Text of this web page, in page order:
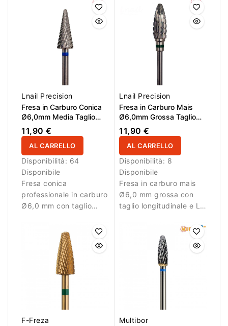
Lnail Precision
Fresa in Carburo Conica
Ø6,0mm Media Taglio
Incrociato Super Cut - LL
14,6mm
11,90 €
AL CARRELLO
Disponibilità: 64
Disponibile
Fresa conica
professionale in carburo
Ø6,0 mm con taglio
Ideale per rimozione
bilanciata e precisa di
gel e acrilico.
Lnail Precision
Fresa in Carburo Mais
Ø6,0mm Grossa Taglio
Longitudinale LL 14,5mm
11,90 €
AL CARRELLO
Disponibilità: 8
Disponibile
Fresa in carburo mais
Ø6,0 mm grossa con
taglio longitudinale e LL
rimozione controllata
del materiale.
F-Freza
Multibor